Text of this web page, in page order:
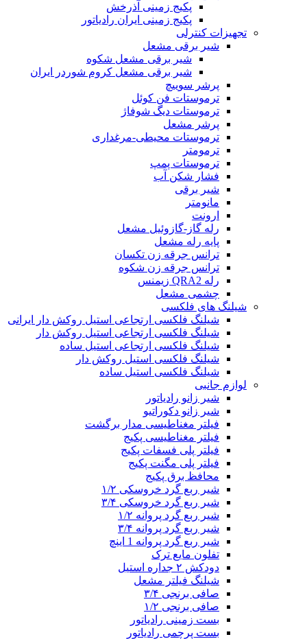
پکیج زمینی آذرخش
پکیج زمینی ایران رادیاتور
تجهیزات کنترلی
شیر برقی مشعل
شیر برقی مشعل شکوه
شیر برقی مشعل کروم شوردر ایران
پرشر سوییچ
ترموستات فن کوئل
ترموستات دیگ شوفاژ
پرشر مشعل
ترموستات محیطی-مرغداری
ترمومتر
ترموستات پمپ
فشار شکن آب
شیر برقی
مانومتر
ارونت
رله گاز-گازوئیل مشعل
پایه رله مشعل
ترانس جرقه زن تکسان
ترانس جرقه زن شکوه
رله QRA2 زیمنس
چشمی مشعل
شیلنگ های فلکسی
شیلنگ فلکسی ارتجاعی استیل روکش دار ایرانی
شیلنگ فلکسی ارتجاعی استیل روکش دار
شیلنگ فلکسی ارتجاعی استیل ساده
شیلنگ فلکسی استیل روکش دار
شیلنگ فلکسی استیل ساده
لوازم جانبی
شیر زانو رادیاتور
شیر زانو دکوراتیو
فیلتر مغناطیسی مدار برگشت
فیلتر مغناطیسی پکیج
فیلتر پلی فسفات پکیج
فیلتر پلی مگنت پکیج
محافظ برق پکیج
شیر ربع گرد خروسکی ۱/۲
شیر ربع گرد خروسکی ۳/۴
شیر ربع گرد پروانه ۱/۲
شیر ربع گرد پروانه ۳/۴
شیر ربع گرد پروانه 1 اینچ
تفلون مایع ترک
دودکش ۲ جداره استیل
شیلنگ فیلتر مشعل
صافی برنجی ۳/۴
صافی برنجی ۱/۲
بست زمینی رادیاتور
بست پرچمی رادیاتور